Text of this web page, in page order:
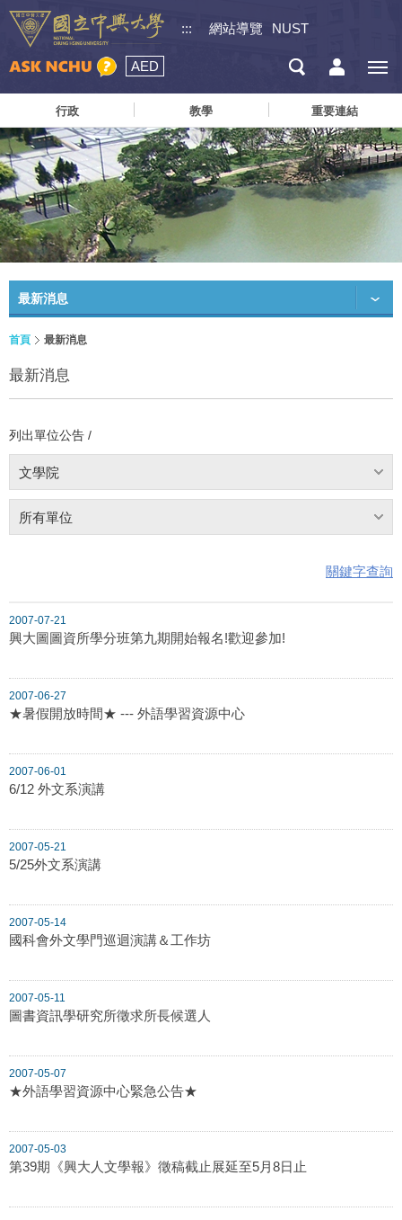
::: 網站導覽 NUST
AED
行政 教學 重要連結
最新消息
首頁 最新消息
最新消息
列出單位公告 /
文學院
所有單位
關鍵字查詢
2007-07-21
興大圖圖資所學分班第九期開始報名!歡迎參加!
2007-06-27
★暑假開放時間★ --- 外語學習資源中心
2007-06-01
6/12 外文系演講
2007-05-21
5/25外文系演講
2007-05-14
國科會外文學門巡迴演講＆工作坊
2007-05-11
圖書資訊學研究所徵求所長候選人
2007-05-07
★外語學習資源中心緊急公告★
2007-05-03
第39期《興大人文學報》徵稿截止展延至5月8日止